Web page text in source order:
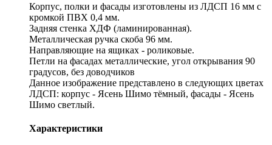
Корпус, полки и фасады изготовлены из ЛДСП 16 мм с
кромкой ПВХ 0,4 мм.
Задняя стенка ХДФ (ламинированная).
Металлическая ручка скоба 96 мм.
Направляющие на ящиках - роликовые.
Петли на фасадах металлические, угол открывания 90
градусов, без доводчиков
Данное изображение представлено в следующих цветах
ЛДСП: корпус - Ясень Шимо тёмный, фасады - Ясень
Шимо светлый.
Характеристики